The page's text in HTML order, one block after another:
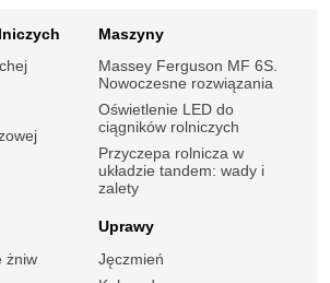
Maszyny
Massey Ferguson MF 6S.
Nowoczesne rozwiązania
Oświetlenie LED do
ciągników rolniczych
Przyczepa rolnicza w
układzie tandem: wady i
zalety
żniw
Uprawy
Jęczmień